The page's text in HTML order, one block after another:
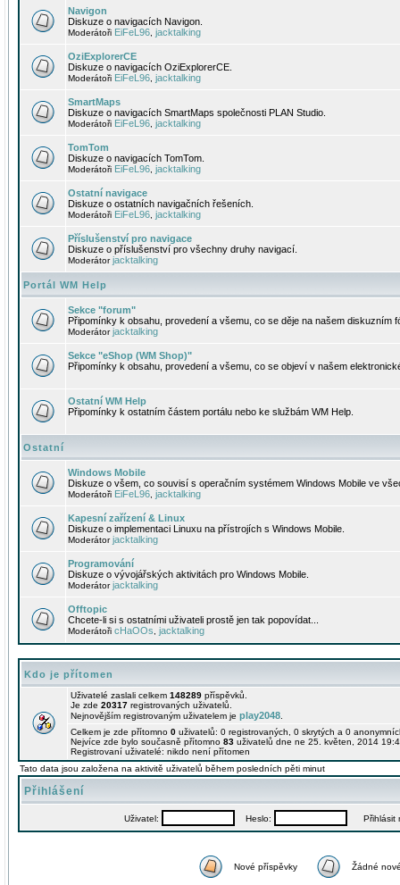
Navigon
Diskuze o navigacích Navigon.
Moderátoři EiFeL96 jacktalking
OziExplorerCE
Diskuze o navigacích OziExplorerCE.
Moderátoři EiFeL96 jacktalking
SmartMaps
Diskuze o navigacích SmartMaps společnosti PLAN Studio.
Moderátoři EiFeL96 jacktalking
TomTom
Diskuze o navigacích TomTom.
Moderátoři EiFeL96 jacktalking
Ostatní navigace
Diskuze o ostatních navigačních řešeních.
Moderátoři EiFeL96 jacktalking
Příslušenství pro navigace
Diskuze o příslušenství pro všechny druhy navigací.
Moderátorjacktalking
Portál WM Help
Sekce "forum"
Připomínky k obsahu, provedení a všemu, co se děje na našem diskuzním
Moderátorjacktalking
Sekce "eShop (WM Shop)"
Připomínky k obsahu, provedení a všemu, co se objeví v našem
Ostatní WM Help
Připomínky k ostatním částem portálu nebo ke službám WM Help.
Ostatní
Windows Mobile
Diskuze o všem, co souvisí s operačním systémem Windows Mobile ve
Moderátoři EiFeL96 jacktalking
Kapesní zařízení & Linux
Diskuze o implementaci Linuxu na přístrojích s Windows Mobile.
Moderátorjacktalking
Programování
Diskuze o vývojářských aktivitách pro Windows Mobile.
Moderátorjacktalking
Offtopic
Chcete-li si s ostatními uživateli prostě jen tak popovídat...
Moderátoři cHaOOs jacktalking
Kdo je přítomen
Uživatelé zaslali celkem 148289 příspěvků.
Je zde 20317 registrovaných uživatelů.
Nejnovějším registrovaným uživatelem je play2048
Celkem je zde přítomno 0 uživatelů: 0 registrovaných, 0 skrytých a 0
Nejvíce zde bylo současně přítomno 83 uživatelů dne ne 25. květen, 2014
Registrovaní uživatelé: nikdo není přítomen
Tato data jsou založena na aktivitě uživatelů během posledních pěti minut
Přihlášení
Uživatel: Heslo: Přihlásit
Nové příspěvky Žádné